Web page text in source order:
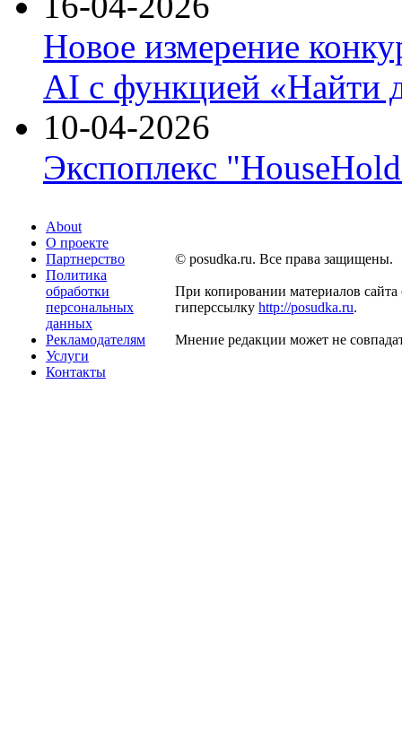
Новое измерение
AI с функцией «Найти
10-04-2026
Экспоплекс
About
О проекте
Партнерство
Политика
обработки
персональных
данных
Рекламодателям
Услуги
Контакты
© posudka.ru. Все права защищены.
При копировании материалов сайта
гиперссылку http://posudka.ru.
Мнение редакции может не